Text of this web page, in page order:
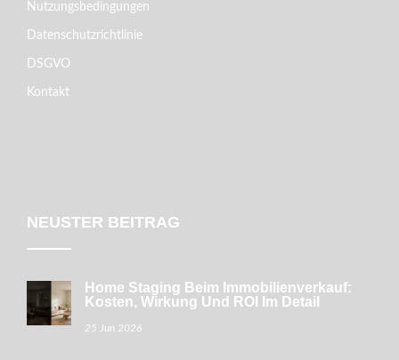
Nutzungsbedingungen
Datenschutzrichtlinie
DSGVO
Kontakt
NEUSTER BEITRAG
Home Staging Beim Immobilienverkauf:
Kosten, Wirkung Und ROI Im Detail
25 Jun 2026